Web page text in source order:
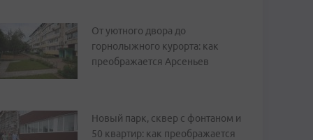
От уютного двора до
горнолыжного курорта: как
преображается Арсеньев
Новый парк, сквер с фонтаном и
50 квартир: как преображается